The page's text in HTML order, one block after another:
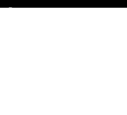
Отказ от ответственности